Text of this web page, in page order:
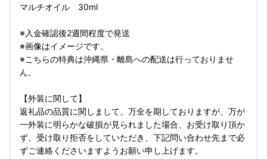
マルチオイル 30ml
※入金確認後2週間程度で発送
※画像はイメージです。
※こちらの特典は沖縄県・離島への配送は行っておりませ
ん。
【外装に関して】
返礼品の品質に関しまして、万全を期しておりますが、万が
一外装に明らかな破損が見られました場合、お受け取り頂か
ず、受け取り拒否をしていただき、下記問い合わせ先まで必
ずご連絡くださいますようお願い申し上げます。